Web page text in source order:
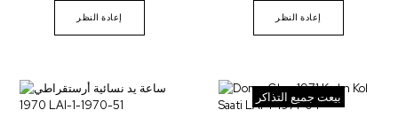
إعادة النظر إعادة النظر
بيعت جميع التذاكر